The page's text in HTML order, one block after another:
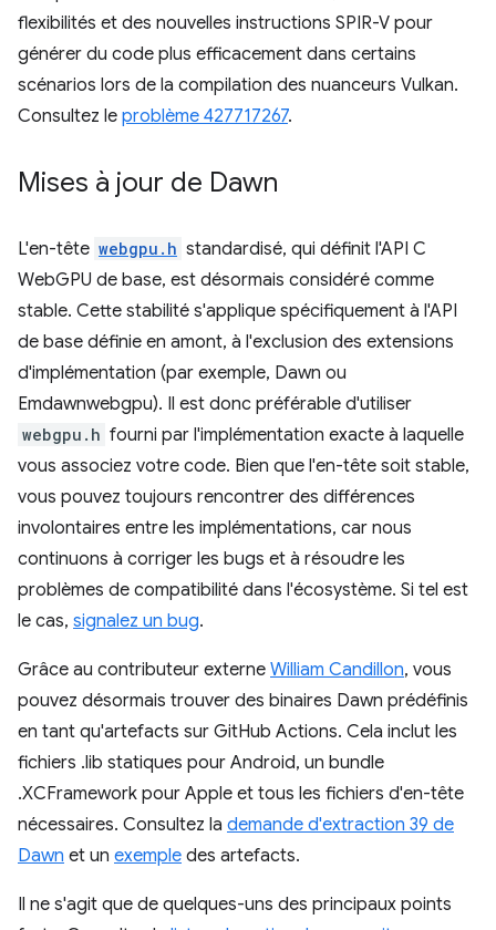
flexibilités et des nouvelles instructions SPIR-V pour
générer du code plus efficacement dans certains
scénarios lors de la compilation des nuanceurs Vulkan.
Consultez le problème 427717267.
Mises à jour de Dawn
L'en-tête webgpu.h standardisé, qui définit l'API C
WebGPU de base, est désormais considéré comme
stable. Cette stabilité s'applique spécifiquement à l'API
de base définie en amont, à l'exclusion des extensions
d'implémentation (par exemple, Dawn ou
Emdawnwebgpu). Il est donc préférable d'utiliser
webgpu.h fourni par l'implémentation exacte à laquelle
vous associez votre code. Bien que l'en-tête soit stable,
vous pouvez toujours rencontrer des différences
involontaires entre les implémentations, car nous
continuons à corriger les bugs et à résoudre les
problèmes de compatibilité dans l'écosystème. Si tel est
le cas, signalez un bug.
Grâce au contributeur externe William Candillon, vous
pouvez désormais trouver des binaires Dawn prédéfinis
en tant qu'artefacts sur GitHub Actions. Cela inclut les
fichiers .lib statiques pour Android, un bundle
.XCFramework pour Apple et tous les fichiers d'en-tête
nécessaires. Consultez la demande d'extraction 39 de
Dawn et un exemple des artefacts.
Il ne s'agit que de quelques-uns des principaux points